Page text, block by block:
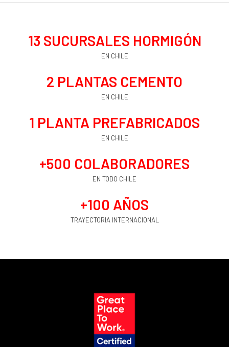
EN CHILE
13 SUCURSALES HORMIGÓN
EN CHILE
2 PLANTAS CEMENTO
EN CHILE
1 PLANTA PREFABRICADOS
EN TODO CHILE
+500 COLABORADORES
TRAYECTORIA INTERNACIONAL
+100 AÑOS